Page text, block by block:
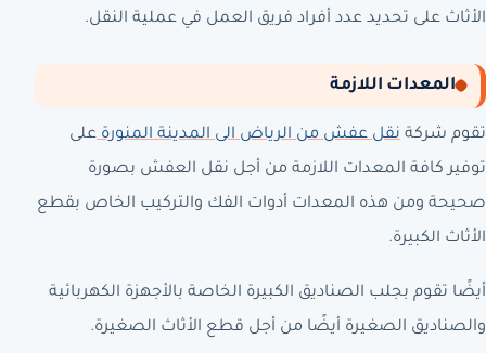
الأثاث على تحديد عدد أفراد فريق العمل في عملية النقل.
المعدات اللازمة
تقوم شركة نقل عفش من الرياض الى المدينة المنورة على
توفير كافة المعدات اللازمة من أجل نقل العفش بصورة
صحيحة ومن هذه المعدات أدوات الفك والتركيب الخاص بقطع
الأثاث الكبيرة.
أيضًا تقوم بجلب الصناديق الكبيرة الخاصة بالأجهزة الكهربائية
والصناديق الصغيرة أيضًا من أجل قطع الأثاث الصغيرة.